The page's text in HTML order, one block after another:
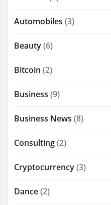
Automobiles (3)
Beauty(6)
Bitcoin (2)
Business (9)
Business News (8)
Consulting(2)
Cryptocurrency(3)
Dance(2)